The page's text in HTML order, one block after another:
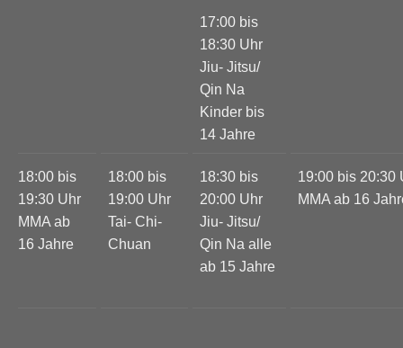
17:00 bis
18:30 Uhr
Jiu- Jitsu/
Qin Na
Kinder bis
14 Jahre
18:00 bis
19:30 Uhr
MMA ab
16 Jahre
18:00 bis
19:00 Uhr
Tai- Chi-
Chuan
18:30 bis
20:00 Uhr
Jiu- Jitsu/
Qin Na alle
ab 15 Jahre
19:00 bis 20:30
MMA ab 16